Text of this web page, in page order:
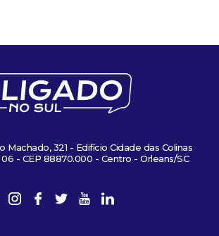
Machado, 321 - Edifício Cidade das Colinas
06 - CEP 88870.000 - Centro - Orleans/SC